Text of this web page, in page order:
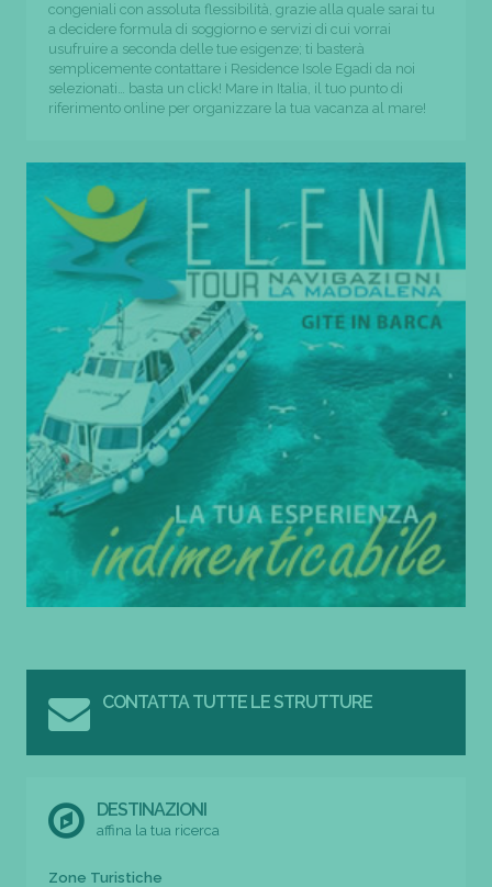
congeniali con assoluta flessibilità, grazie alla quale sarai tu
a decidere formula di soggiorno e servizi di cui vorrai
usufruire a seconda delle tue esigenze; ti basterà
semplicemente contattare i Residence Isole Egadi da noi
selezionati… basta un click! Mare in Italia, il tuo punto di
riferimento online per organizzare la tua vacanza al mare!
CONTATTA TUTTE LE STRUTTURE
DESTINAZIONI
affina la tua ricerca
Zone Turistiche